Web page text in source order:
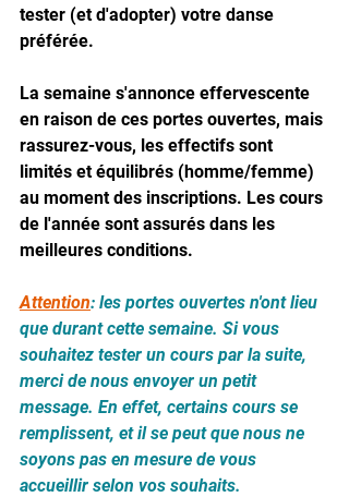
tester (et d'adopter) votre danse
préférée.
La semaine s'annonce effervescente
en raison de ces portes ouvertes, mais
rassurez-vous, les effectifs sont
limités et équilibrés (homme/femme)
au moment des inscriptions. Les cours
de l'année sont assurés dans les
meilleures conditions.
Attention: les portes ouvertes n'ont lieu
que durant cette semaine. Si vous
souhaitez tester un cours par la suite,
merci de nous envoyer un petit
message. En effet, certains cours se
remplissent, et il se peut que nous ne
soyons pas en mesure de vous
accueillir selon vos souhaits.